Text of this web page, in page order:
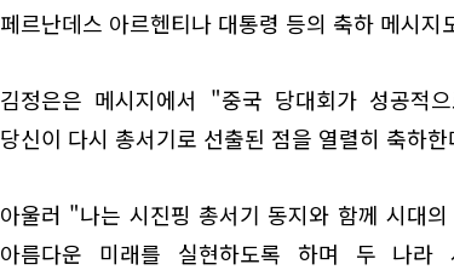
페르난데스 아르헨티나 대통령 등의 축하 메시지
김정은은 메시지에서 "중국 당대회가 성공적
당신이 다시 총서기로 선출된 점을 열렬히 축하
아울러 "나는 시진핑 총서기 동지와 함께 시대
아름다운 미래를 실현하도록 하며 두 나라